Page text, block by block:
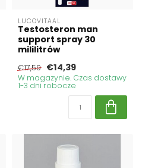
LUCOVITAAL
Testosteron man
support spray 30
mililitrów
€17,59 €14,39
W magazynie. Czas dostawy
1-3 dni robocze